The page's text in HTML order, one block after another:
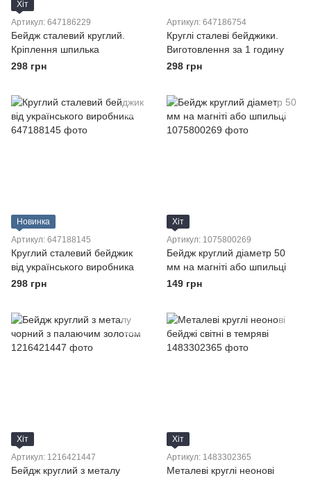
Хіт
Артикул: 647186229
Бейдж сталевий круглий.
Кріплення шпилька
298 грн
Артикул: 647186754
Круглі сталеві бейджики.
Виготовлення за 1 годину
298 грн
Новинка
Артикул: 647188145
Круглий сталевий бейджик
від українського виробника
298 грн
Хіт
Артикул: 1075800269
Бейдж круглий діаметр 50
мм на магніті або шпильці
149 грн
Хіт
Артикул: 1216421447
Бейдж круглий з металу
Хіт
Артикул: 1483302365
Металеві круглі неонові